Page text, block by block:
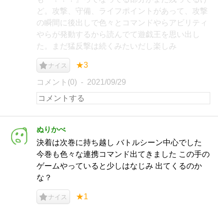
ど。攻撃、守備、ライフポイントがあって、攻撃
の瞬間に後出しで色々とコマンドやらアビリティ
やらが発動するから読んでて遊戯王を思い出し
た。まだ猛反撃は続くみたいだし楽しみ
ナイス ★3
コメント(0) 2021/09/29
ぬりかべ
決着は次巻に持ち越し バトルシーン中心でした
今巻も色々な連携コマンド出てきました この手の
ゲームやっていると少しはなじみ 出てくるのか
な？
ナイス ★1